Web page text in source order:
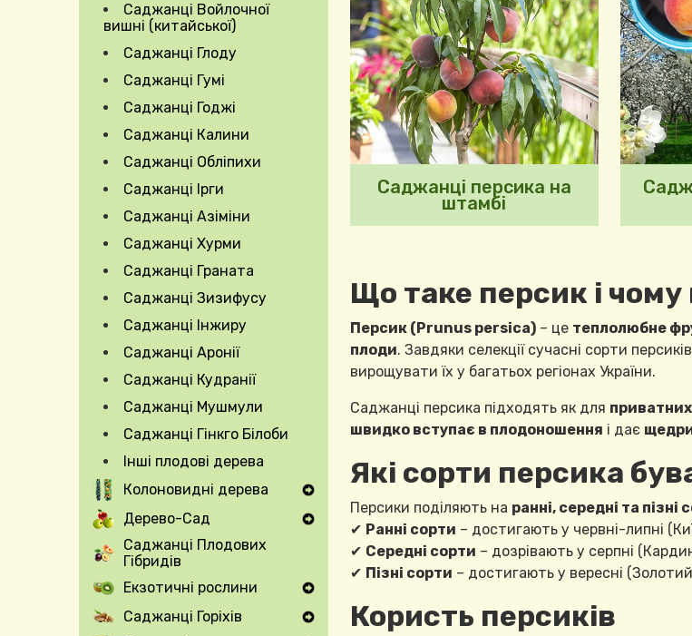
Саджанці Войлочної
вишні (китайської)
Саджанці Глоду
Саджанці Гумі
Саджанці Годжі
Саджанці Калини
Саджанці Обліпихи
Саджанці Ірги
Саджанці Азіміни
Саджанці Хурми
Саджанці Граната
Саджанці Зизифусу
Саджанці Інжиру
Саджанці Аронії
Саджанці Кудранії
Саджанці Мушмули
Саджанці Гінкго Білоби
Інші плодові дерева
Колоновидні дерева
Expand Secondary Navigation Menu
Дерево-Сад
Expand Secondary Navigation Menu
Саджанці Плодових
Гібридів
Екзотичні рослини
Expand Secondary Navigation Menu
Саджанці Горіхів
Expand Secondary Navigation Menu
Саджанці персика на
штамбі
Що таке персик і
Персик (Prunus persica)– це теплолюбне
плоди. Завдяки селекції сучасні сорти персиків
вирощувати їх у багатьох регіонах України.
Саджанці персика підходять як для
швидко вступає в плодоношення і дає
Які сорти персика
Персики поділяють на ранні, середні та пізні
✔ Ранні сорти – достигають у червні-липні
✔ Середні сорти – дозрівають у серпні
✔ Пізні сорти – достигають у вересні
Користь персиків